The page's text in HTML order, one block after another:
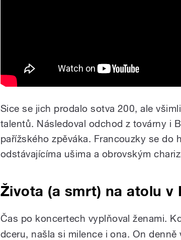
Sice se jich prodalo sotva 200, ale
talentů. Následoval odchod z továrny i
pařížského zpěváka. Francouzky se do
odstávajícíma ušima a obrovským
Života (a smrt) na atolu v
Čas po koncertech vyplňoval ženami.
dceru, našla si milence i ona. On